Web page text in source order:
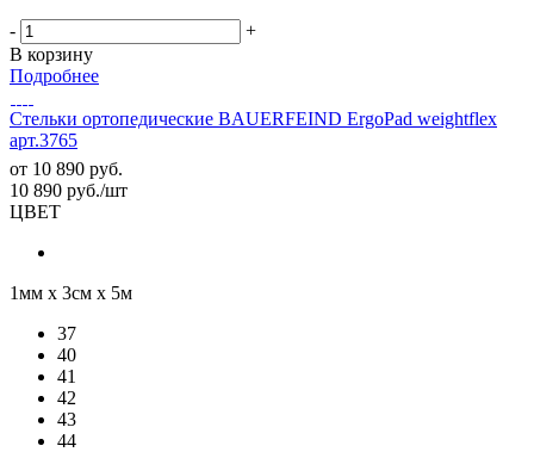
-
+
В корзину
Подробнее
Стельки ортопедические BAUERFEIND ErgoPad weightflex
арт.3765
от 10 890 руб.
10 890 руб./шт
ЦВЕТ
1мм х 3см х 5м
37
40
41
42
43
44